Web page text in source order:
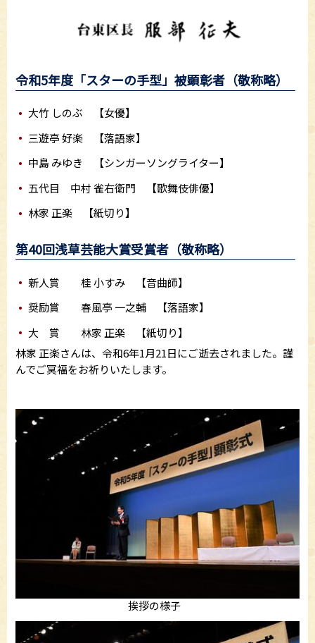
令和5年度「スターの手型」被顕彰者（敬称略）
大竹 しのぶ 【女優】
三遊亭 好楽 【落語家】
中島 みゆき 【シンガーソングライター】
五代目 中村 雀右衛門 【歌舞伎俳優】
林家 正楽 【紙切り】
第40回浅草芸能大賞受賞者（敬称略）
新人賞 桂 小すみ 【音曲師】
奨励賞 春風亭 一之輔 【落語家】
大 賞 林家 正楽 【紙切り】
林家 正楽さんは、令和6年1月21日にご逝去されました。謹
んでご冥福をお祈りいたします。
挨拶の様子